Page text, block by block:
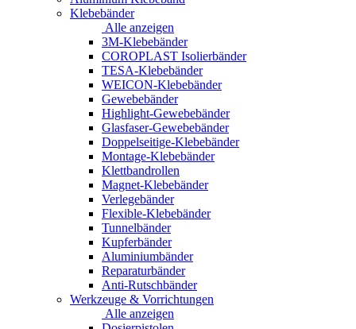
Klebebänder
Alle anzeigen
3M-Klebebänder
COROPLAST Isolierbänder
TESA-Klebebänder
WEICON-Klebebänder
Gewebebänder
Highlight-Gewebebänder
Glasfaser-Gewebebänder
Doppelseitige-Klebebänder
Montage-Klebebänder
Klettbandrollen
Magnet-Klebebänder
Verlegebänder
Flexible-Klebebänder
Tunnelbänder
Kupferbänder
Aluminiumbänder
Reparaturbänder
Anti-Rutschbänder
Werkzeuge & Vorrichtungen
Alle anzeigen